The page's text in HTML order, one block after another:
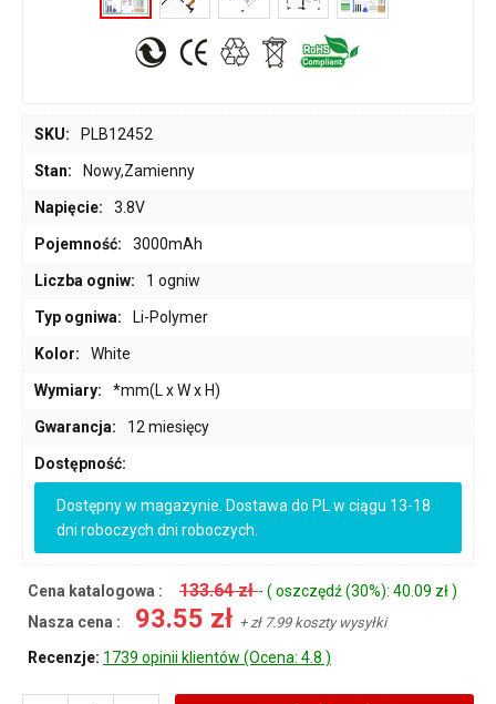
SKU: PLB12452
Stan: Nowy,Zamienny
Napięcie: 3.8V
Pojemność: 3000mAh
Liczba ogniw: 1 ogniw
Typ ogniwa: Li-Polymer
Kolor: White
Wymiary: *mm(L x W x H)
Gwarancja: 12 miesięcy
Dostępność:
Dostępny w magazynie. Dostawa do PL w ciągu 13-18
dni roboczych dni roboczych.
Cena katalogowa : 133.64 zł- ( oszczędź (30%): 40.09 zł )
Nasza cena :
93.55 zł + zł 7.99 koszty wysyłki
Recenzje: 1739 opinii klientów (Ocena: 4.8 )